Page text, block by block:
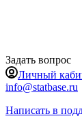
Задать вопрос
Личный
info@statbase.ru
Написать в